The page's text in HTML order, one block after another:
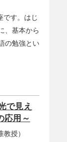
です。はじ
、基本から
の勉強とい
で見え
応用～
授）